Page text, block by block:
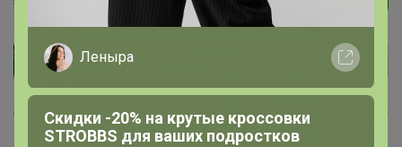
Леныра
Скидки -20% на крутые кроссовки
STROBBS для ваших подростков